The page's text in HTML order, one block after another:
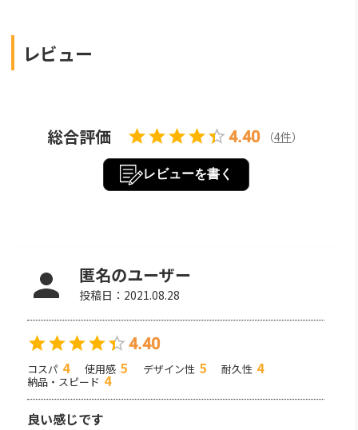
レビュー
総合評価 4.40 （4件）
レビューを書く
匿名のユーザー
投稿日： 2021.08.28
4.40
コスパ 4 使用感 5 デザイン性 5 耐久性 4
納品・スピード 4
良い感じです